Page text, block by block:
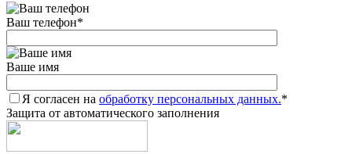
Ваш телефон*
Ваше имя
Я согласен на обработку персональных данных.*
Защита от автоматического заполнения